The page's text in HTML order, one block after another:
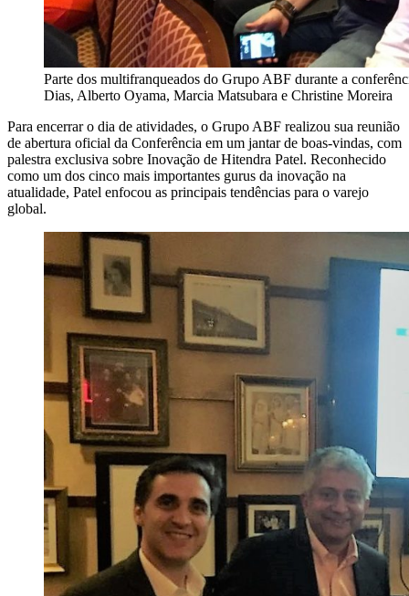
Parte dos multifranqueados do Grupo ABF durante a
Dias, Alberto Oyama, Marcia Matsubara e Christine Moreira
Para encerrar o dia de atividades, o Grupo ABF realizou sua reunião
de abertura oficial da Conferência em um jantar de boas-vindas, com
palestra exclusiva sobre Inovação de Hitendra Patel. Reconhecido
como um dos cinco mais importantes gurus da inovação na
atualidade, Patel enfocou as principais tendências para o varejo
global.